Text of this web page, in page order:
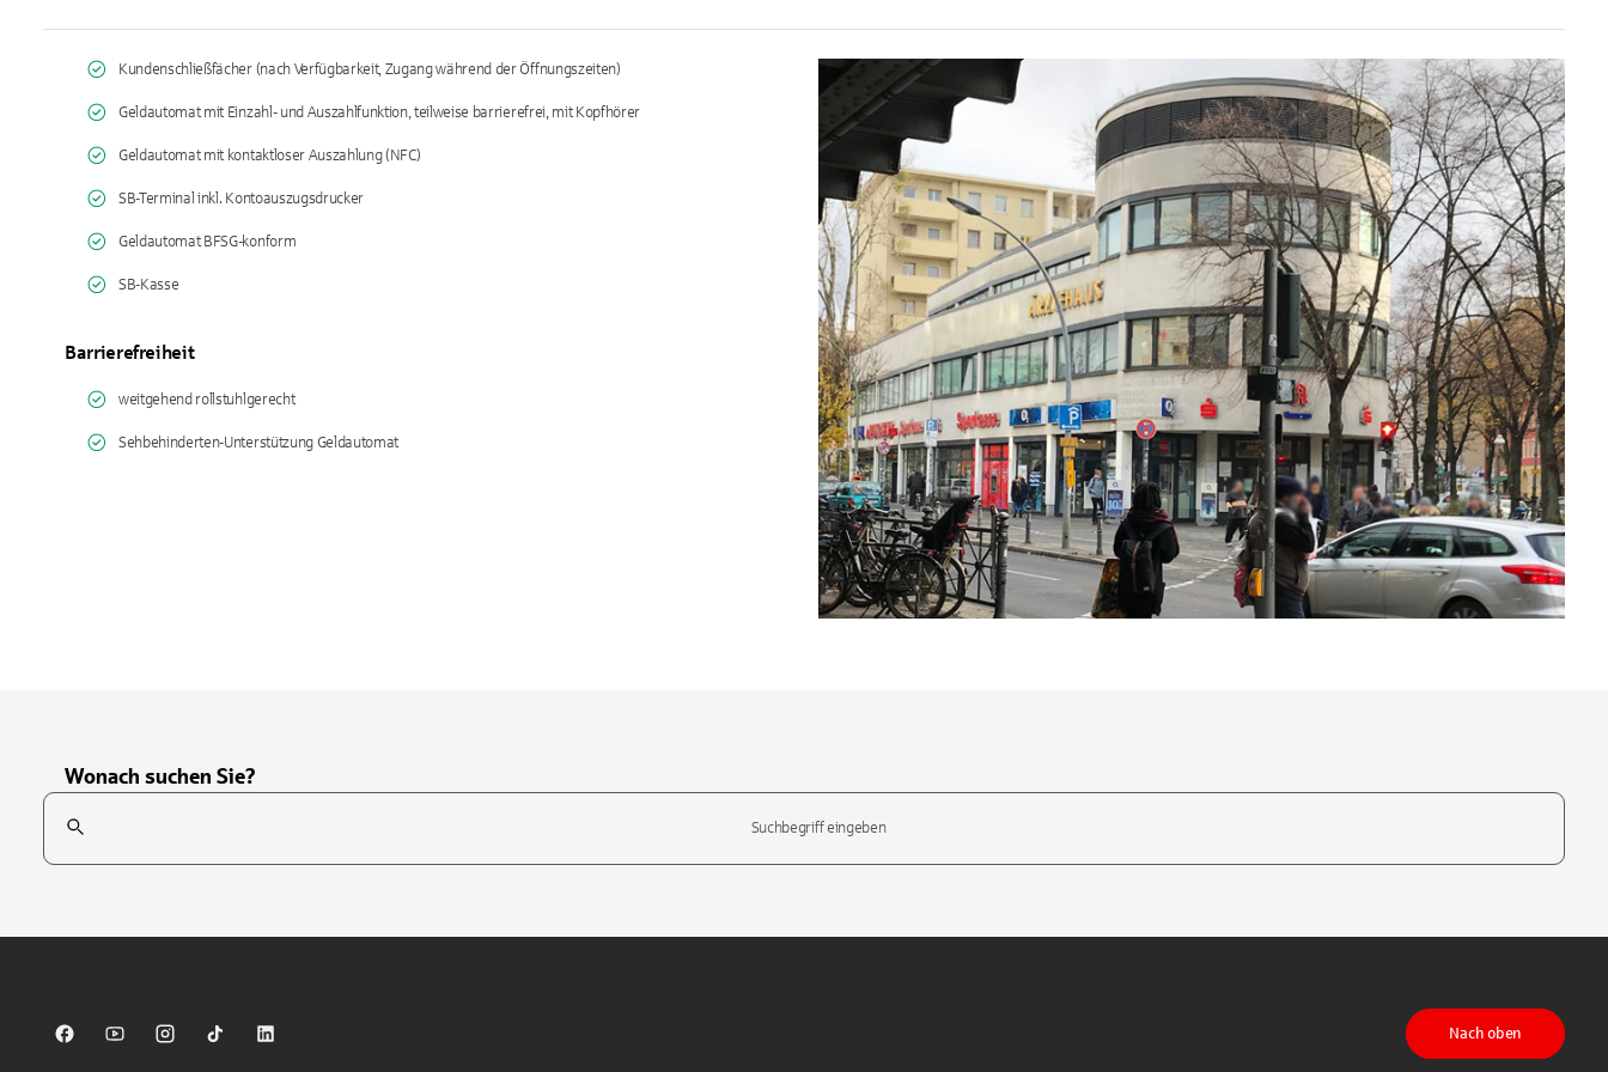
Kundenschließfächer (nach Verfügbarkeit, Zugang während der Öffnungszeiten)
Geldautomat mit Einzahl- und Auszahlfunktion, teilweise barrierefrei, mit Kopfhörer
Geldautomat mit kontaktloser Auszahlung (NFC)
SB-Terminal inkl. Kontoauszugsdrucker
Geldautomat BFSG-konform
SB-Kasse
Barrierefreiheit
weitgehend rollstuhlgerecht
Sehbehinderten-Unterstützung Geldautomat
Wonach suchen Sie?
Suchfeld
Sparkasse auf Facebook
Sparkasse auf Youtube
Sparkasse auf Instagram
Sparkasse auf TikTok
Sparkasse auf LinkedIn
Nach oben